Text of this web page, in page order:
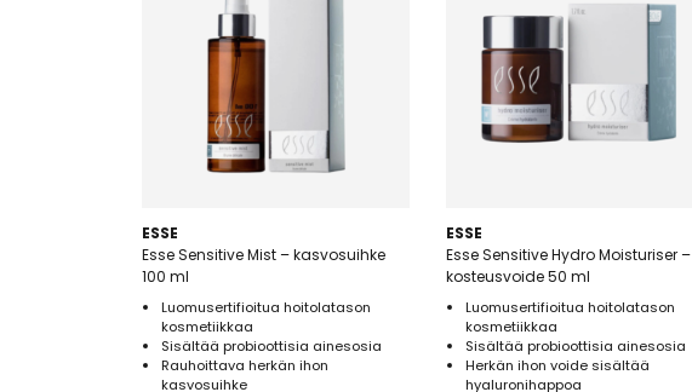
ESSE
Esse Sensitive Mist – kasvosuihke
100 ml
Luomusertifioitua hoitolatason
kosmetiikkaa
Sisältää probioottisia ainesosia
Rauhoittava herkän ihon
kasvosuihke
ESSE
Esse Sensitive Hydro Moisturiser –
kosteusvoide 50 ml
Luomusertifioitua hoitolatason
kosmetiikkaa
Sisältää probioottisia ainesosia
Herkän ihon voide sisältää
hyaluronihappoa